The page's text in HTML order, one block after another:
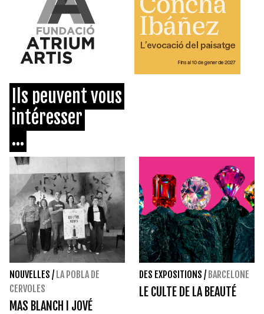
Ils peuvent vous
intéresser
...
NOUVELLES / LA POBLA DE
CERVOLES
MAS BLANCH I JOVÉ
DES EXPOSITIONS / BARCELONE
LE CULTE DE LA BEAUTÉ